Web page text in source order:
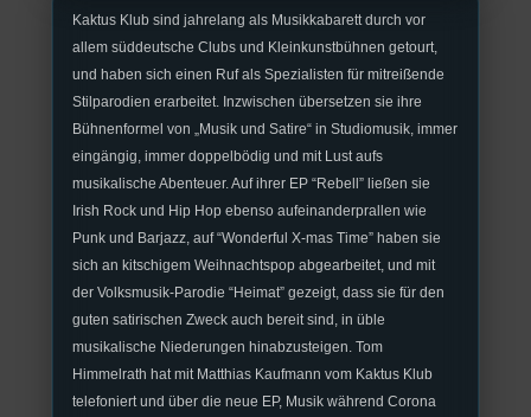
Kaktus Klub sind jahrelang als Musikkabarett durch vor
allem süddeutsche Clubs und Kleinkunstbühnen getourt,
und haben sich einen Ruf als Spezialisten für mitreißende
Stilparodien erarbeitet. Inzwischen übersetzen sie ihre
Bühnenformel von „Musik und Satire“ in Studiomusik, immer
eingängig, immer doppelbödig und mit Lust aufs
musikalische Abenteuer. Auf ihrer EP “Rebell” ließen sie
Irish Rock und Hip Hop ebenso aufeinanderprallen wie
Punk und Barjazz, auf “Wonderful X-mas Time” haben sie
sich an kitschigem Weihnachtspop abgearbeitet, und mit
der Volksmusik-Parodie “Heimat” gezeigt, dass sie für den
guten satirischen Zweck auch bereit sind, in üble
musikalische Niederungen hinabzusteigen. Tom
Himmelrath hat mit Matthias Kaufmann vom Kaktus Klub
telefoniert und über die neue EP, Musik während Corona